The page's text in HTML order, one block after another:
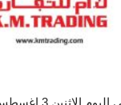
3 اغسطس 2026